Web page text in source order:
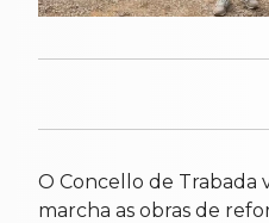
O Concello de Trabada
marcha as obras de